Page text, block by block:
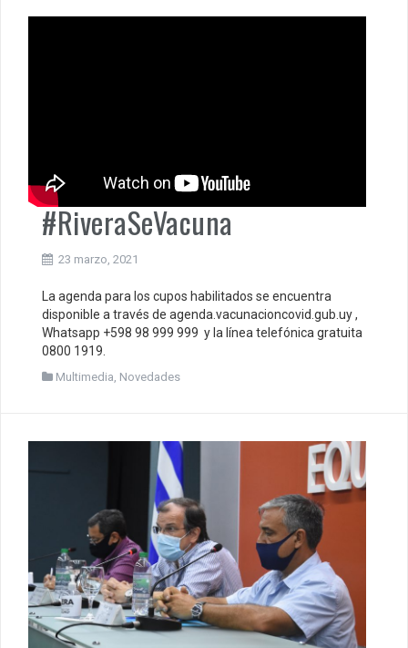
#RiveraSeVacuna
23 marzo, 2021
La agenda para los cupos habilitados se encuentra
disponible a través de agenda.vacunacioncovid.gub.uy ,
Whatsapp +598 98 999 999 y la línea telefónica gratuita
0800 1919.
Multimedia, Novedades